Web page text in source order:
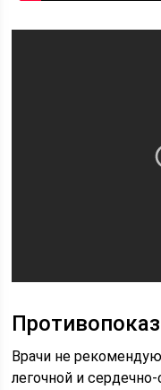
Врачи не
легочной и